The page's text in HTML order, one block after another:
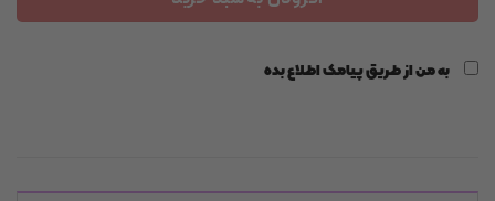
به من از طریق پیامک اطلاع بده